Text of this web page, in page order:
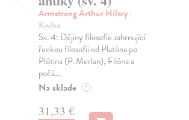
Armstrong Arthur Hilary|
Kniha
Sv. 4: Dějiny filosofie zahrnující
řeckou filosofii od Platóna po
Plótina (P. Merlan), Filóna a
počá...
Na sklade ?
31,33 €